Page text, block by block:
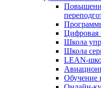
Школа
Школа
LEAN-
Обучение